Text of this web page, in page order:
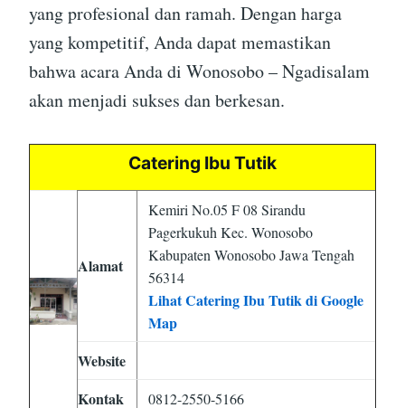
yang profesional dan ramah. Dengan harga
yang kompetitif, Anda dapat memastikan
bahwa acara Anda di Wonosobo – Ngadisalam
akan menjadi sukses dan berkesan.
Catering Ibu Tutik
Alamat
Kemiri No.05 F 08 Sirandu
Pagerkukuh Kec. Wonosobo
Kabupaten Wonosobo Jawa Tengah
56314
Lihat Catering Ibu Tutik di Google
Map
Website
Kontak
0812-2550-5166